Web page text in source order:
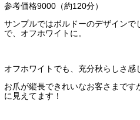
参考価格9000（約120分）
サンプルではボルドーのデザインで
で、オフホワイトに。
オフホワイトでも、充分秋らしさ感
お爪が縦長できれいなお客さまで
に見えてます！